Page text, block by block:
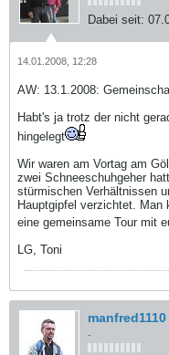
Dabei seit:
14.01.2008, 12:28
AW: 13.1.2008:
Habt's ja trotz der nicht
hingelegt
Wir waren am Vortag am
zwei Schneeschuhgeher
stürmischen Verhältnissen
Hauptgipfel verzichtet. Man
eine gemeinsame Tour mit
LG, Toni
manfred1110
.